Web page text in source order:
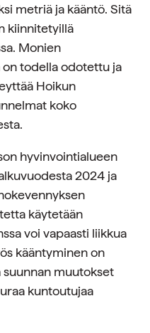
metriä ja kääntö. Sitä
kiinnitetyillä
Monien
todella odotettu ja
Hoikun
koko
hyvinvointialueen
2024 ja
käytetään
voi vapaasti liikkua
kääntyminen on
muutokset
kuntoutujaa